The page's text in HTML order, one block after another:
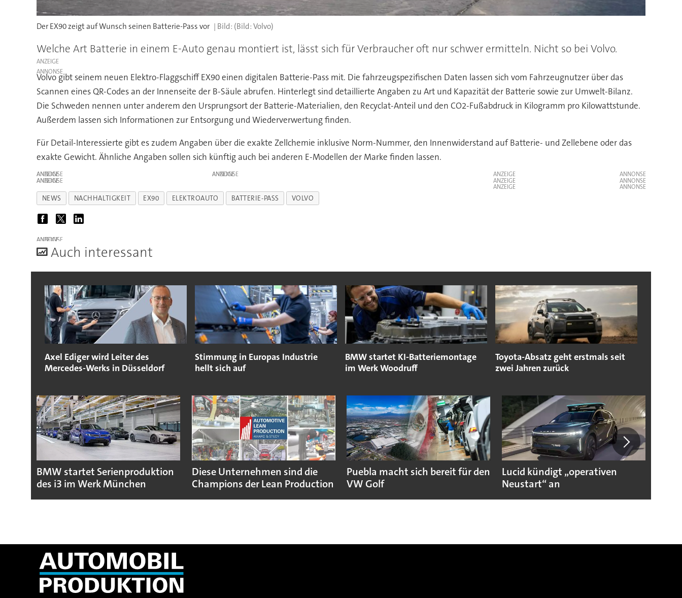
Der EX90 zeigt auf Wunsch seinen Batterie-Pass vor (Bild: Volvo)
Welche Art Batterie in einem E-Auto genau montiert ist, lässt sich für Verbraucher oft nur schwer ermitteln. Nicht so bei Volvo.
ANZEIGE
Volvo gibt seinem neuen Elektro-Flaggschiff EX90 einen digitalen Batterie-Pass mit. Die fahrzeugspezifischen Daten lassen sich vom Fahrzeugnutzer über das
Scannen eines QR-Codes an der Innenseite der B-Säule abrufen. Hinterlegt sind detaillierte Angaben zu Art und Kapazität der Batterie sowie zur Umwelt-Bilanz.
Die Schweden nennen unter anderem den Ursprungsort der Batterie-Materialien, den Recyclat-Anteil und den CO2-Fußabdruck in Kilogramm pro Kilowattstunde.
Außerdem lassen sich Informationen zur Entsorgung und Wiederverwertung finden.
Für Detail-Interessierte gibt es zudem Angaben über die exakte Zellchemie inklusive Norm-Nummer, den Innenwiderstand auf Batterie- und Zellebene oder das
exakte Gewicht. Ähnliche Angaben sollen sich künftig auch bei anderen E-Modellen der Marke finden lassen.
ANZEIGE ANZEIGE
ANZEIGE
ANZEIGE
ANZEIGE
ANZEIGE
NEWS NACHHALTIGKEIT EX90 ELEKTROAUTO BATTERIE-PASS VOLVO
ANZEIGE
Auch interessant
Axel Ediger wird Leiter des
Mercedes-Werks in Düsseldorf
Stimmung in Europas Industrie
hellt sich auf
BMW startet KI-Batteriemontage
im Werk Woodruff
Toyota-Absatz geht erstmals seit
zwei Jahren zurück
BMW startet Serienproduktion
des i3 im Werk München
Diese Unternehmen sind die
Champions der Lean Production
Puebla macht sich bereit für den
VW Golf
Lucid kündigt „operativen
Neustart“ an